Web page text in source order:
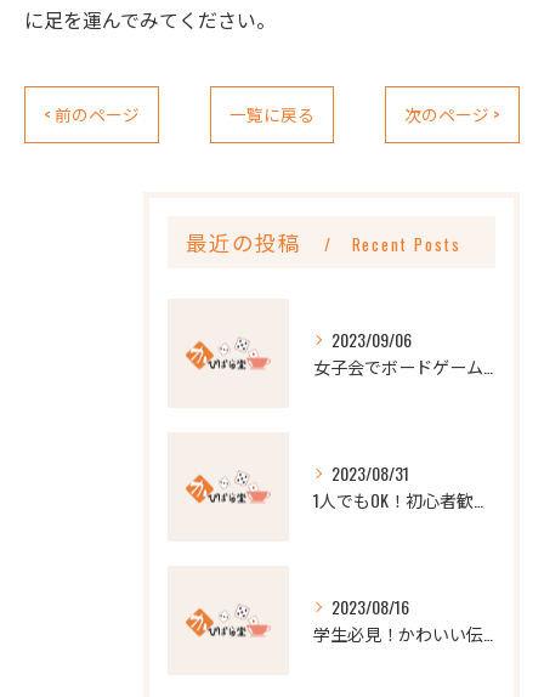
に足を運んでみてください。
< 前のページ 一覧に戻る 次のページ >
最近の投稿 Recent Posts
2023/09/06
2023/08/31
2023/08/16